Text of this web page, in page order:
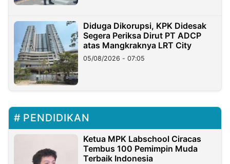
Diduga Dikorupsi, KPK Didesak
Segera Periksa Dirut PT ADCP
atas Mangkraknya LRT City
05/08/2026 - 07:05
PENDIDIKAN
Ketua MPK Labschool Ciracas
Tembus 100 Pemimpin Muda
Terbaik Indonesia